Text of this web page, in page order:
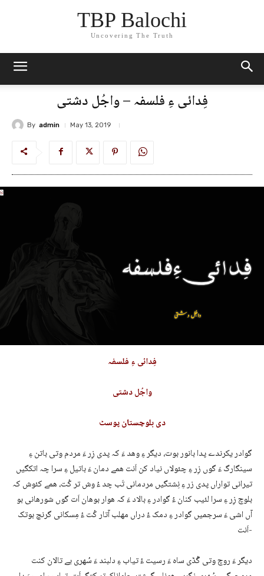
TBP Balochi
Uncovering The Truth
فِدائی ءِ فلسفہ – واجُل دشتی
By admin May 13, 2019
فِدائی ءِ فلسفہ
واجُل دشتی
دی بلوچستان پوسٹ
گوادر یکرندے پدا بانور بوت، دیگر ءِ وھد ءَ کہ پدی زِر ءَ مردم وتی باتن ءِ
سینگارگ ءَ گوں زِر ءِ چئولاں نیاد کن اَنت ھمے دمان ءَ باتیل ءِ سرا چہ اتکگیں
تیرانی تواراں پدی زر ءِ نِشتگیں مردمانی تَب چد ءُ وش تر کُت، ھمے کئوش کہ
بلوچ زِر ءِ سرا لئیب کنان ءُ گوادر ءِ بالاد ءَ کہ ھوار بوھان اَت گوں شورھانی بو
آں اشی ءَ سرجمیں گوادر ءِ دمک ءُ دراں مھلب آتار کُت ءُ مِسکانی گرنچ بوتک
اَنت-
دیگر ءَ روچ وتی گُڈی ساہ ءَ رسیت ءُ تیاب ءِ دلبند ءَ سُھری یے تالان کنت